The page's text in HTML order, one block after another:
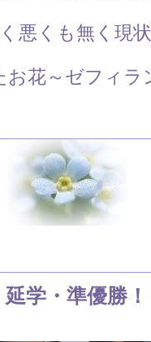
悪くも無く現
お花～ゼフィ
延学・準優勝！